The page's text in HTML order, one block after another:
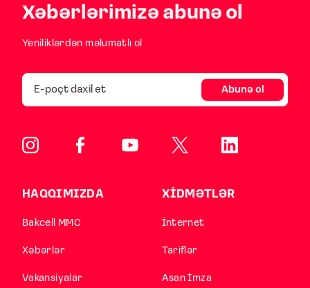
Xəbərlərimizə abunə ol
Yeniliklərdən məlumatlı ol
Abunə ol
HAQQIMIZDA
Bakcell MMC
Xəbərlər
Vakansiyalar
XİDMƏTLƏR
İnternet
Tariflər
Asan İmza